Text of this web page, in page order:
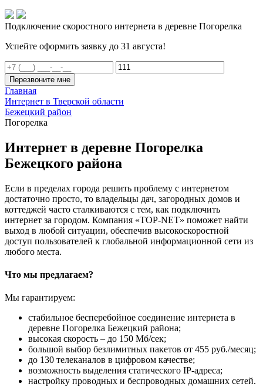
Подключение скоростного интернета в деревне Погорелка
Успейте оформить заявку до 31 августа!
Перезвоните мне
Главная
Интернет в Тверской области
Бежецкий район
Погорелка
Интернет в деревне Погорелка
Бежецкого района
Если в пределах города решить проблему с интернетом
достаточно просто, то владельцы дач, загородных домов и
коттеджей часто сталкиваются с тем, как подключить
интернет за городом. Компания «TOP-NET» поможет найти
выход в любой ситуации, обеспечив высокоскоростной
доступ пользователей к глобальной информационной сети из
любого места.
Что мы предлагаем?
Мы гарантируем:
стабильное бесперебойное соединение интернета в
деревне Погорелка Бежецкий района;
высокая скорость – до 150 Мб/сек;
большой выбор безлимитных пакетов от 455 руб./месяц;
до 130 телеканалов в цифровом качестве;
возможность выделения статического IP-адреса;
настройку проводных и беспроводных домашних сетей.